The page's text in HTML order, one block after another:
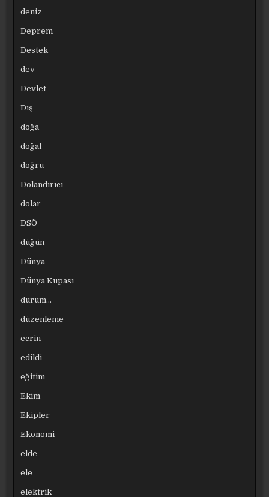
deniz
Deprem
Destek
dev
Devlet
Dış
doğa
doğal
doğru
Dolandırıcı
dolar
DSÖ
düğün
Dünya
Dünya Kupası
durum…
düzenleme
ecrin
edildi
eğitim
Ekim
Ekipler
Ekonomi
elde
ele
elektrik